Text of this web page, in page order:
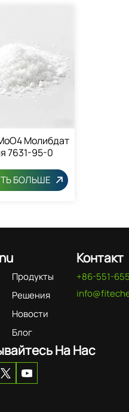
Молибдат
7631-95-0
БОЛЬШЕ
Продукты
Решения
Новости
Блог
Контакт
+86-551-
На Нас